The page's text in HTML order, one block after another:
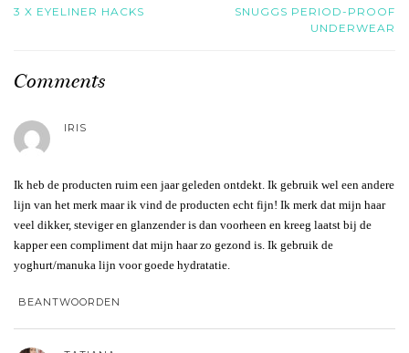
3 X EYELINER HACKS
SNUGGS PERIOD-PROOF
UNDERWEAR
Comments
IRIS
Ik heb de producten ruim een jaar geleden ontdekt. Ik gebruik wel een andere
lijn van het merk maar ik vind de producten echt fijn! Ik merk dat mijn haar
veel dikker, steviger en glanzender is dan voorheen en kreeg laatst bij de
kapper een compliment dat mijn haar zo gezond is. Ik gebruik de
yoghurt/manuka lijn voor goede hydratatie.
BEANTWOORDEN